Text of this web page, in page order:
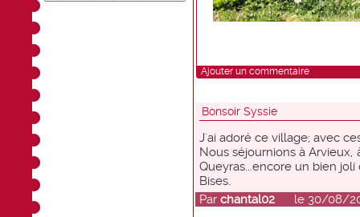
Ajouter un commentaire
Bonsoir Syssie
J'ai adoré ce village; avec
Nous séjournions à
Queyras...encore un bien joli
Bises.
Par chantal02le 30/08/